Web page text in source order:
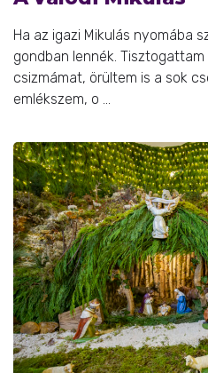
Ha az igazi Mikulás nyomába
gondban lennék.
csizmámat, örültem is a sok
emlékszem, o ...